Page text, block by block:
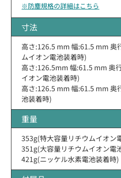
※防塵規格の詳細はこちら
寸法
高さ:126.5 mm 幅:61.5 mm 奥
ムイオン電池装着時)
高さ:126.5mm 幅:61.5 mm 奥
イオン電池装着時)
高さ:126.5 mm 幅:61.5 mm 奥
池装着時)
重量
353g(特大容量リチウムイオン
351g(大容量リチウムイオン電
421g(ニッケル水素電池装着時)